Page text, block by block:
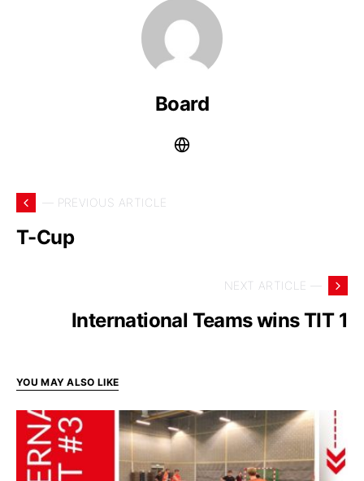
Board
— PREVIOUS ARTICLE
T-Cup
NEXT ARTICLE —
International Teams wins TIT 1
YOU MAY ALSO LIKE